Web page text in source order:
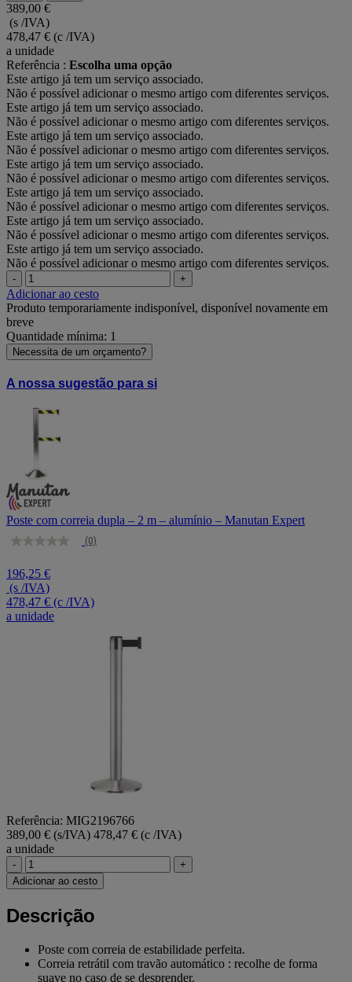
389,00 €
(s /IVA)
478,47 € (c /IVA)
a unidade
Referência : Escolha uma opção
Este artigo já tem um serviço associado.
Não é possível adicionar o mesmo artigo com diferentes serviços.
Este artigo já tem um serviço associado.
Não é possível adicionar o mesmo artigo com diferentes serviços.
Este artigo já tem um serviço associado.
Não é possível adicionar o mesmo artigo com diferentes serviços.
Este artigo já tem um serviço associado.
Não é possível adicionar o mesmo artigo com diferentes serviços.
Este artigo já tem um serviço associado.
Não é possível adicionar o mesmo artigo com diferentes serviços.
Este artigo já tem um serviço associado.
Não é possível adicionar o mesmo artigo com diferentes serviços.
Este artigo já tem um serviço associado.
Não é possível adicionar o mesmo artigo com diferentes serviços.
- +
Adicionar ao cesto
Produto temporariamente indisponível, disponível novamente em
breve
Quantidade mínima: 1
Necessita de um orçamento?
A nossa sugestão para si
Poste com correia dupla – 2 m – alumínio – Manutan Expert
Sem
de
classificação
Link
para
a
(0)
196,25 €
(s /IVA)
478,47 € (c /IVA)
a unidade
Referência: MIG2196766
389,00 € (s/IVA) 478,47 € (c /IVA)
a unidade
-
+
Adicionar ao cesto
Descrição
Poste com correia de estabilidade perfeita.
Correia retrátil com travão automático : recolhe de forma
suave no caso de se desprender.